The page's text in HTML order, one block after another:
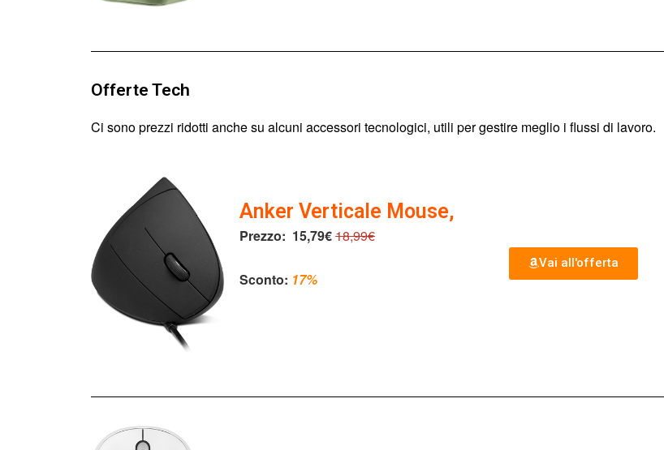
Offerte Tech
Ci sono prezzi ridotti anche su alcuni accessori tecnologici, utili per gestire meglio i flussi di lavoro.
Anker Verticale Mouse,
Prezzo: 15,79€18,99€
Sconto: 17%
Vai all'offerta